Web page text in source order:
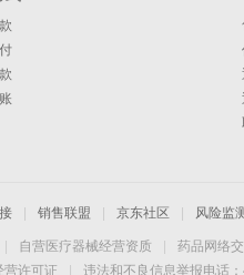
销售联盟 京东社区 风险监测
自营医疗器械经营资质 药品网络
营许可证 违法和不良信息举报电话